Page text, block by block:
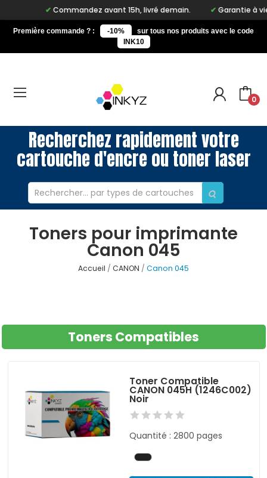
Commandez avant 15h, livré demain. Garantie à vie
Première commande ? : -10%
sur tous nos produits avec le code
INK10
0
Recherchez rapidement votre
cartouche d'encre ou toner laser
Toners pour imprimante
Canon 045
Accueil CANON Canon 045
Toners Compatibles
Toner Compatible
CANON 045H (1246C002)
Noir
Quantité : 2800 pages